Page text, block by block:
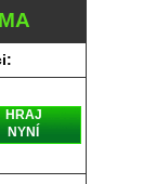
HRAJ
NYNÍ